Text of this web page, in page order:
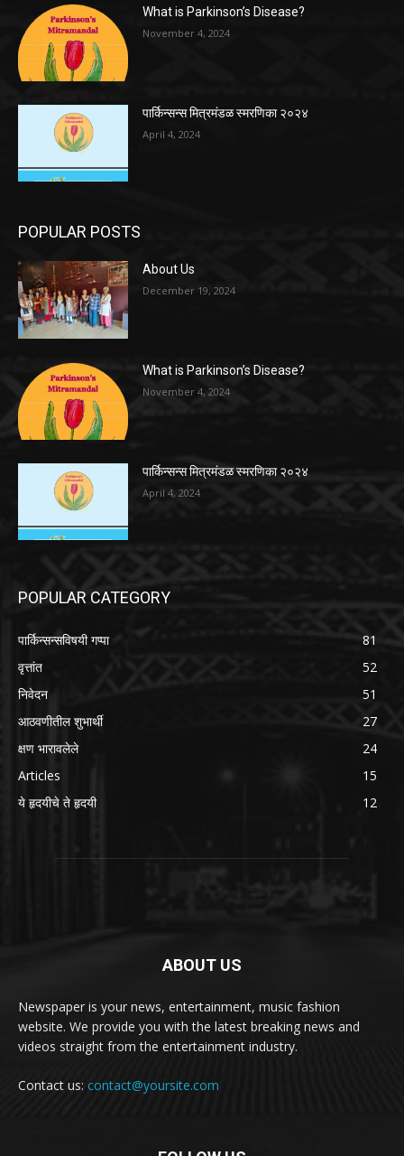
What is Parkinson’s Disease?
November 4, 2024
पार्किन्सन्स मित्रमंडळ स्मरणिका २०२४
April 4, 2024
POPULAR POSTS
About Us
December 19, 2024
What is Parkinson’s Disease?
November 4, 2024
पार्किन्सन्स मित्रमंडळ स्मरणिका २०२४
April 4, 2024
POPULAR CATEGORY
पार्किन्सन्सविषयी गप्पा
81
वृत्तांत
52
निवेदन
51
आठवणीतील शुभार्थी
27
क्षण भारावलेले
24
Articles
15
ये हृदयीचे ते हृदयी
12
ABOUT US
Newspaper is your news, entertainment, music fashion
website. We provide you with the latest breaking news and
videos straight from the entertainment industry.
Contact us: contact@yoursite.com